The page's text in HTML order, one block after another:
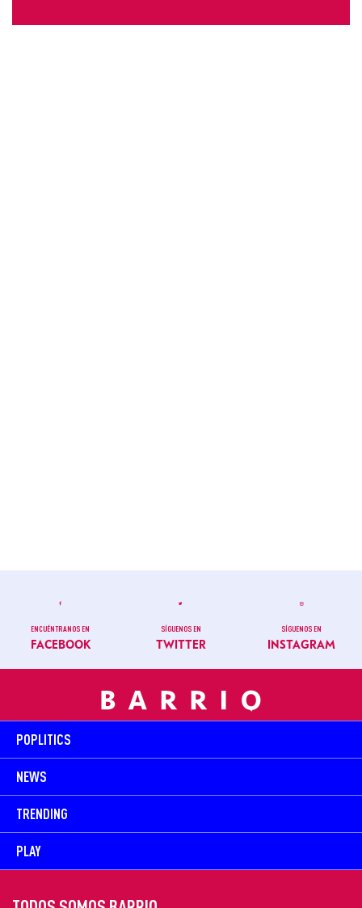
ENCUÉNTRANOS EN
FACEBOOK
SÍGUENOS EN
TWITTER
SÍGUENOS EN
INSTAGRAM
POPLITICS
NEWS
TRENDING
PLAY